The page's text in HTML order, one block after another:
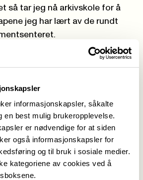
informasjonskapsler, såkalte
en best mulig brukeropplevelse.
er nødvendige for at siden
også informasjonskapsler for
og til bruk i sosiale medier.
kategoriene av cookies ved å
så tar jeg nå arkivskole for å
jeg har lært av de rundt
du kan få fagbrev innen kontor
program/v.sr/v.srsoa3---
du kan bli arkivar:
yrker/beskrivelse/arkivar
av kulturarven vår så
Bachelor i arkivvitenskap. Se
mot Bachelor i